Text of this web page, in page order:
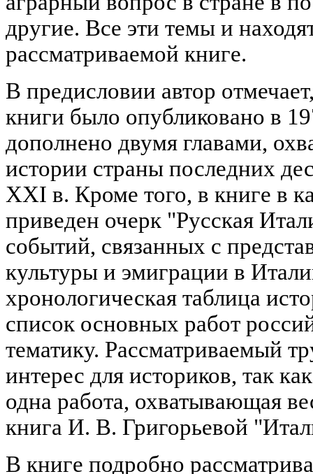
другие. Все эти темы и
рассматриваемой книге.
В предисловии автор
книги было опубликовано в
дополнено двумя главами,
истории страны последних
XXI в. Кроме того, в книге в
приведен очерк "Русская
событий, связанных с
культуры и эмиграции в
хронологическая таблица
список основных работ
тематику. Рассматриваемый
интерес для историков, так
одна работа, охватывающая
книга И. В. Григорьевой
В книге подробно